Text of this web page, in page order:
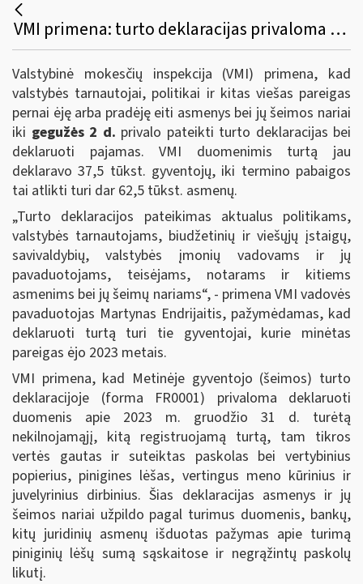
VMI primena: turto deklaracijas privaloma pateikti iki gegužės 2 d.
Valstybinė mokesčių inspekcija (VMI) primena, kad
valstybės tarnautojai, politikai ir kitas viešas pareigas
pernai ėję arba pradėję eiti asmenys bei jų šeimos nariai
iki gegužės 2 d. privalo pateikti turto deklaracijas bei
deklaruoti pajamas. VMI duomenimis turtą jau
deklaravo 37,5 tūkst. gyventojų, iki termino pabaigos
tai atlikti turi dar 62,5 tūkst. asmenų.
„Turto deklaracijos pateikimas aktualus politikams,
valstybės tarnautojams, biudžetinių ir viešųjų įstaigų,
savivaldybių, valstybės įmonių vadovams ir jų
pavaduotojams, teisėjams, notarams ir kitiems
asmenims bei jų šeimų nariams“, - primena VMI vadovės
pavaduotojas Martynas Endrijaitis, pažymėdamas, kad
deklaruoti turtą turi tie gyventojai, kurie minėtas
pareigas ėjo 2023 metais.
VMI primena, kad Metinėje gyventojo (šeimos) turto
deklaracijoje (forma FR0001) privaloma deklaruoti
duomenis apie 2023 m. gruodžio 31 d. turėtą
nekilnojamąjį, kitą registruojamą turtą, tam tikros
vertės gautas ir suteiktas paskolas bei vertybinius
popierius, pinigines lėšas, vertingus meno kūrinius ir
juvelyrinius dirbinius. Šias deklaracijas asmenys ir jų
šeimos nariai užpildo pagal turimus duomenis, bankų,
kitų juridinių asmenų išduotas pažymas apie turimą
piniginių lėšų sumą sąskaitose ir negrąžintų paskolų
likutį.